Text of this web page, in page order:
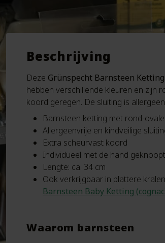
Beschrijving
Deze Grünspecht Barnsteen Ketting
hebben verschillende kleuren en zijn
koord geregen. De sluiting is
Barnsteen ketting met rond-
Allergeenvrije en kindveilige
Extra scheurvast koord
Individueel met de hand geknoopt
Lengte: ca. 34 cm
Ook verkrijgbaar in plattere
Barnsteen Baby Ketting
Waarom barnsteen